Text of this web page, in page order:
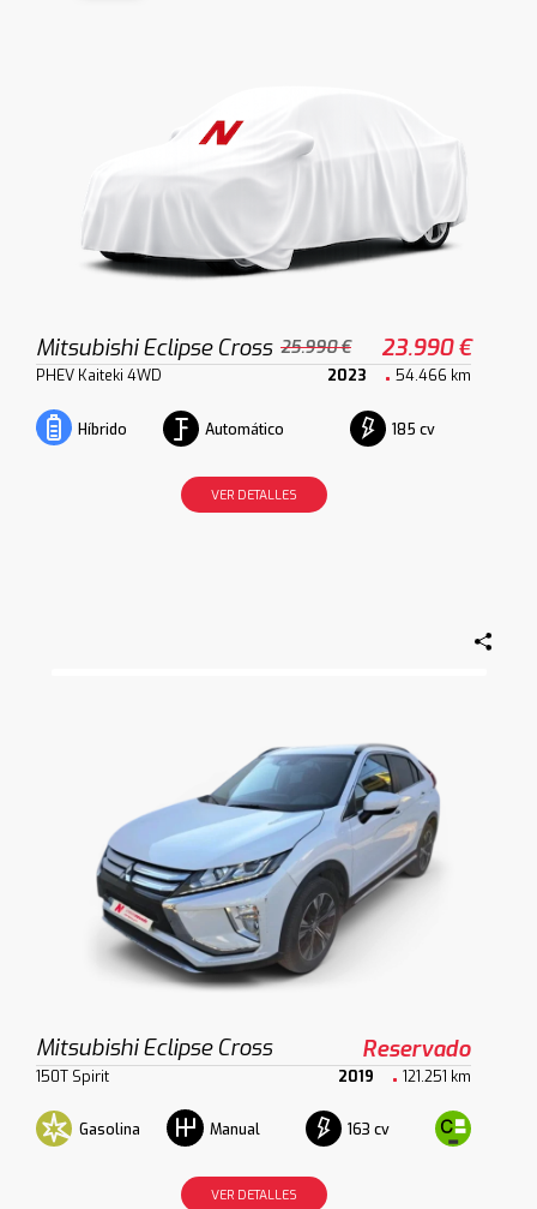
Mitsubishi Eclipse Cross 25.990 € 23.990 €
PHEV Kaiteki 4WD 2023 54.466 km
Híbrido Automático 185 cv
VER DETALLES
Mitsubishi Eclipse Cross Reservado
150T Spirit 2019 121.251 km
Gasolina Manual 163 cv
VER DETALLES